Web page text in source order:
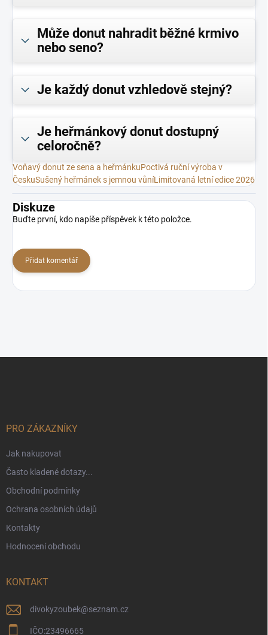
Může donut nahradit běžné krmivo
nebo seno?
Je každý donut vzhledově stejný?
Je heřmánkový donut dostupný
celoročně?
Voňavý donut ze sena a heřmánkuPoctivá ruční výroba v
ČeskuSušený heřmánek s jemnou vůníLimitovaná letní edice 2026
Diskuze
Buďte první, kdo napíše příspěvek k této položce.
Přidat komentář
PRO ZÁKAZNÍKY
Jak nakupovat
Často kladené dotazy...
Obchodní podmínky
Ochrana osobních údajů
Kontakty
Hodnocení obchodu
KONTAKT
divokyzoubek@seznam.cz
IČO:23496665